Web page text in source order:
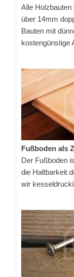
Alle
über 14mm
Bauten mit
kostengünstige
Fußboden als
Der Fußboden
die Haltbarkeit
wir